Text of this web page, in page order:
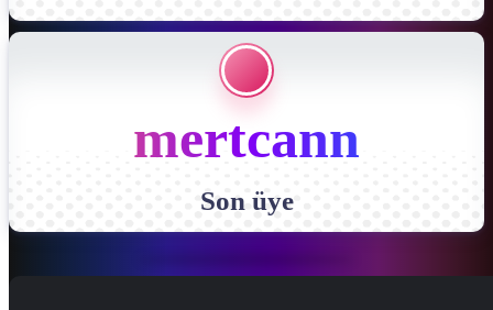
mertcann
Son üye